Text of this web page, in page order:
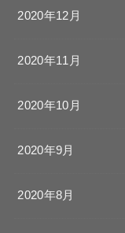
2020年12月
2020年11月
2020年10月
2020年9月
2020年8月